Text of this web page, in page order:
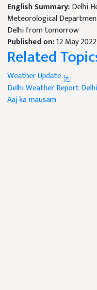
English Summary:Delhi
Meteorological
Delhi from tomorrow
Published on:12 May
Related
Weather Update
Delhi Weather Report
Aaj ka mausam